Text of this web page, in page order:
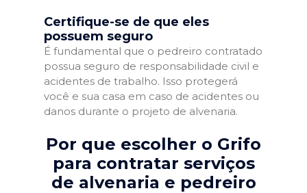
Certifique-se de que eles
possuem seguro
É fundamental que o pedreiro contratado
possua seguro de responsabilidade civil e
acidentes de trabalho. Isso protegerá
você e sua casa em caso de acidentes ou
danos durante o projeto de alvenaria.
Por que escolher o Grifo
para contratar serviços
de alvenaria e pedreiro